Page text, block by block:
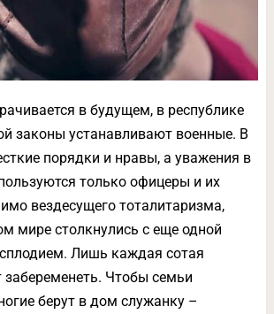
в будущем, в республике
законы устанавливают военные. В
порядки и нравы, а уважения в
только офицеры и их
вездесущего тоталитаризма,
мире столкнулись с еще одной
Лишь каждая сотая
Чтобы семьи
берут в дом служанку –